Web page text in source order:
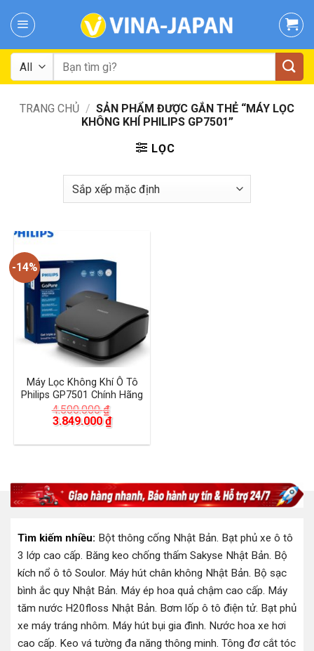
Tìm
kiếm:
TRANG CHỦ / SẢN PHẨM ĐƯỢC GẮN THẺ “MÁY LỌC
KHÔNG KHÍ PHILIPS GP7501”
LỌC
-14%
Máy Lọc Không Khí Ô Tô
Philips GP7501 Chính Hãng
4.500.000₫
Giá
là:
3.849.000₫Giá
hiện
tại
Tìm kiếm nhiều: Bột thông cống Nhật Bản. Bạt phủ xe ô tô
3 lớp cao cấp. Băng keo chống thấm Sakyse Nhật Bản. Bộ
kích nổ ô tô Soulor. Máy hút chân không Nhật Bản. Bộ sạc
bình ắc quy Nhật Bản. Máy ép hoa quả chậm cao cấp. Máy
tăm nước H20floss Nhật Bản. Bơm lốp ô tô điện tử. Bạt phủ
xe máy tráng nhôm. Máy hút bụi gia đình. Nước hoa xe hơi
cao cấp. Keo vá tường đa năng thông minh. Tông đơ cắt tóc